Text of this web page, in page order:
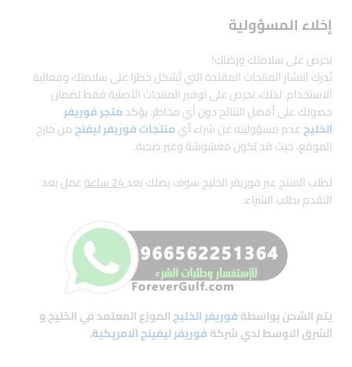
إخلاء المسؤولية
نحرص على سلامتك ورضاك!
نُدرك انتشار المنتجات المقلدة التي تُشكل خطرًا على سلامتك وفعالية
الاستخدام. لذلك، نحرص على توفير المنتجات الأصلية فقط لضمان
حصولك على أفضل النتائج دون أي مخاطر. يؤكدمتجر فوريفر
الخليجعدم مسؤوليته عن شراء أيمنتجات فوريفر ليفنجمن خارج
الموقع، حيث قد تكون مغشوشة وغير صحية.
لطلب المنتج عبر فوريفر الخليج سوف يصلك بعد24 ساعة
عمل بعد
التقدم بطلب الشراء.
يتم الشحن بواسطةفوريفر الخليجالموزع المعتمد في الخليج و
الشرق الاوسط لدي شركةفوريفر ليفينج الامريكية.